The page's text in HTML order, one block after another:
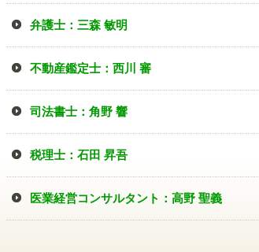
弁護士：三森 敏明
不動産鑑定士：西川 審
司法書士：角野 響
税理士：石田 昇吾
医業経営コンサルタント：高野 聖義